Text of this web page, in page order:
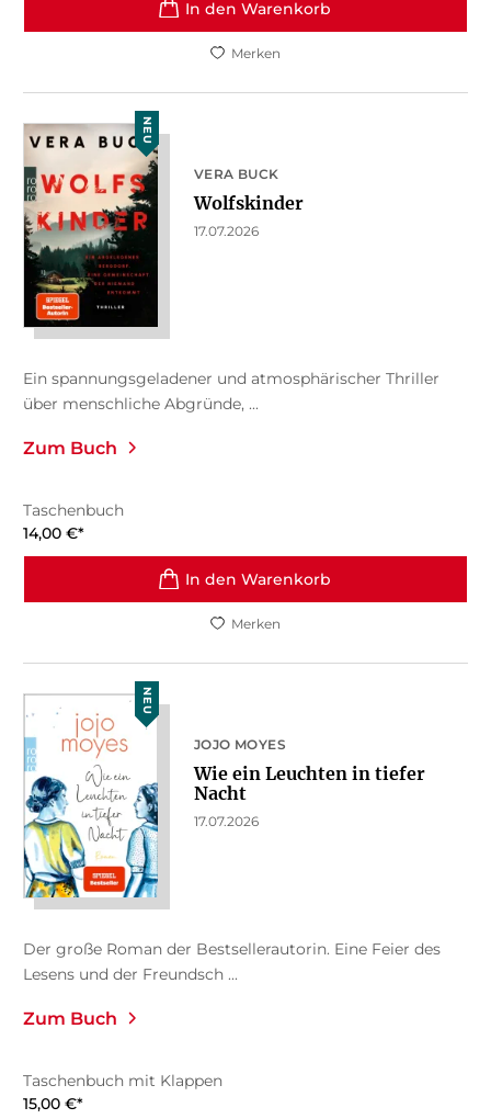
In den Warenkorb
Merken
NEU
VERA BUCK
Wolfskinder
17.07.2026
Ein spannungsgeladener und atmosphärischer Thriller
über menschliche Abgründe, ...
Zum Buch
Taschenbuch
14,00 €*
In den Warenkorb
Merken
NEU
JOJO MOYES
Wie ein Leuchten in tiefer
Nacht
17.07.2026
Der große Roman der Bestsellerautorin. Eine Feier des
Lesens und der Freundsch ...
Zum Buch
Taschenbuch mit Klappen
15,00 €*